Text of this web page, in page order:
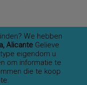
We hebben
Alicante Gelieve
eigendom u
om informatie te
die te koop